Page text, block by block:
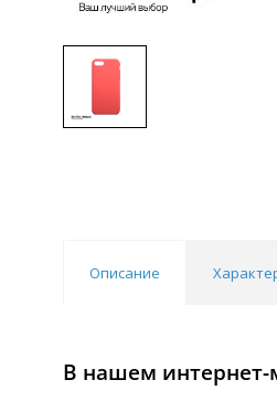
Описание
В нашем интернет-